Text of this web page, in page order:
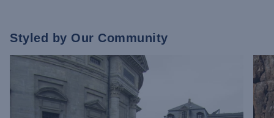
Styled by Our Community